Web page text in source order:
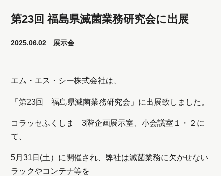
製品情報
第23回 福島県滅菌業務研究会に出展
2025.06.02 展示会
エム・エス・シー株式会社は、
「第23回 福島県滅菌業務研究会」に出展致しました。
コラッセふくしま 3階企画展示室、小会議室１・２に
て、
5月31日(土）に開催され、弊社は滅菌業務に欠かせない
ラックやコンテナ等を